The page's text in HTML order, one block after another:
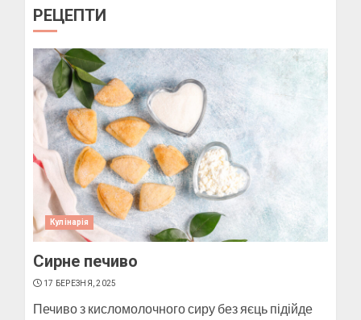
1
11 БЕРЕЗНЯ, 2025
2
Пози для фотографій на
вулиці
10 БЕРЕЗНЯ, 2025
РЕЦЕПТИ
Кулінарія
Сирне печиво
17 БЕРЕЗНЯ, 2025
Печиво з кисломолочного сиру без яєць підійде